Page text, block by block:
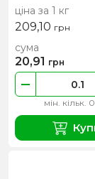
ціна за 1 кг
209,10 грн
мін. кільк.
сума
20,91 грн